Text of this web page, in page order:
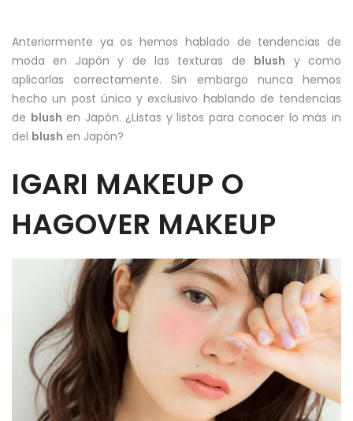
Anteriormente ya os hemos hablado de tendencias de
moda en Japón y de las texturas de blush y como
aplicarlas correctamente. Sin embargo nunca hemos
hecho un post único y exclusivo hablando de tendencias
de blush en Japón. ¿Listas y listos para conocer lo más in
del blush en Japón?
IGARI MAKEUP O
HAGOVER MAKEUP